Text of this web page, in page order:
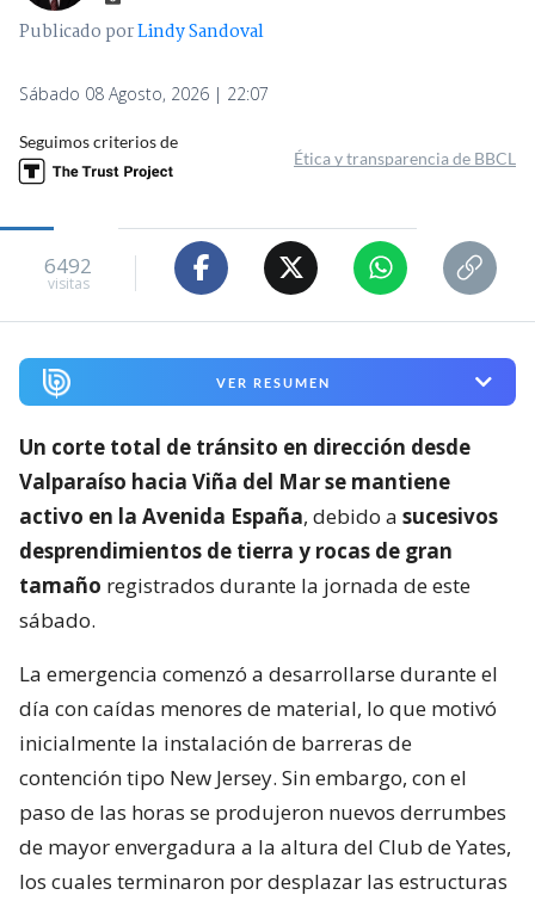
Publicado porLindy Sandoval
Sábado 08 Agosto, 2026 | 22:07
Seguimos criterios de
Ética y transparencia de BBCL
6492
visitas
VER RESUMEN
Un corte total de tránsito en dirección desde
Valparaíso hacia Viña del Mar se mantiene
activo en la Avenida España, debido a sucesivos
desprendimientos de tierra y rocas de gran
tamaño registrados durante la jornada de este
sábado.
La emergencia comenzó a desarrollarse durante el
día con caídas menores de material, lo que motivó
inicialmente la instalación de barreras de
contención tipo New Jersey. Sin embargo, con el
paso de las horas se produjeron nuevos derrumbes
de mayor envergadura a la altura del Club de Yates,
los cuales terminaron por desplazar las estructuras